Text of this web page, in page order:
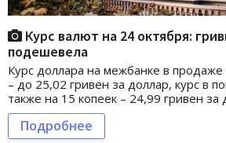
Курс валют на 24 октября:
подешевела
Курс доллара на межбанке в
– до 25,02 гривен за доллар, курс в
также на 15 копеек – 24,99 гривен за
Подробнее